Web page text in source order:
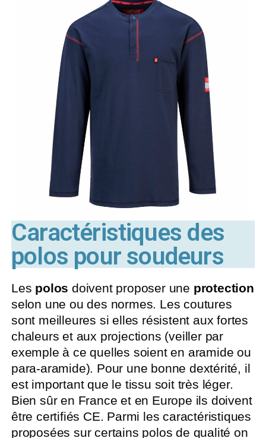
Caractéristiques des
polos pour soudeurs
Les polos doivent proposer une protection
selon une ou des normes. Les coutures
sont meilleures si elles résistent aux fortes
chaleurs et aux projections (veiller par
exemple à ce quelles soient en aramide ou
para-aramide). Pour une bonne dextérité, il
est important que le tissu soit très léger.
Bien sûr en France et en Europe ils doivent
être certifiés CE. Parmi les caractéristiques
proposées sur certains polos de qualité on